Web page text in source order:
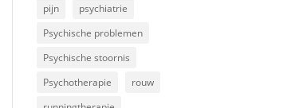
pijn
psychiatrie
Psychische problemen
Psychische stoornis
Psychotherapie
rouw